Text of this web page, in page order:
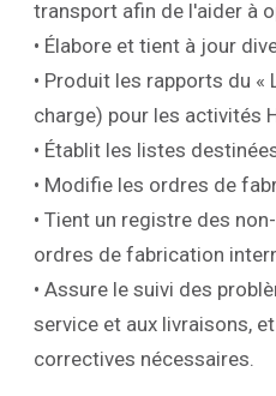
transport afin de l'aider à
• Élabore et tient à jour
• Produit les rapports du «
charge) pour les activités
• Établit les listes
• Modifie les ordres de
• Tient un registre des
ordres de fabrication
• Assure le suivi des
service et aux livraisons,
correctives nécessaires.